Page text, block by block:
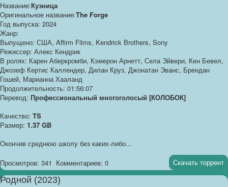
Название:Кузница
Оригинальное название:The Forge
Год выпуска: 2024
Жанр:
Выпущено: США, Affirm Films, Kendrick Brothers, Sony
Режиссер: Алекс Кендрик
В ролях: Карен Аберкромби, Кэмерон Арнетт, Села Эйвери, Кен Бевел,
Джозеф Кертис Каллендер, Дилан Круз, Джонатан Эванс, Брендан
Гошей, Марианна Хааланд
Продолжительность: 01:56:07
Перевод: Профессиональный многоголосый [КОЛОБОК]
Качество: TS
Размер: 1.37 GB
Окончив среднюю школу без каких-либо...
Просмотров: 341 Комментариев: 0 Скачать торрент
Родной (2023)